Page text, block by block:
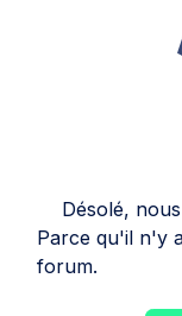
Désolé,
Parce qu'il n'y
forum.